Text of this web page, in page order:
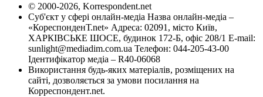
© 2000-2026, Korrespondent.net
Суб'єкт у сфері онлайн-медіа Назва онлайн-медіа –
«КореспонденТ.net» Адреса: 02091, місто Київ,
ХАРКІВСЬКЕ ШОСЕ, будинок 172-Б, офіс 208/1 E-mail:
sunlight@mediadim.com.ua Телефон: 044-205-43-00
Ідентифікатор медіа – R40-06068
Використання будь-яких матеріалів, розміщених на
сайті, дозволяється за умови посилання на
Корреспондент.net.